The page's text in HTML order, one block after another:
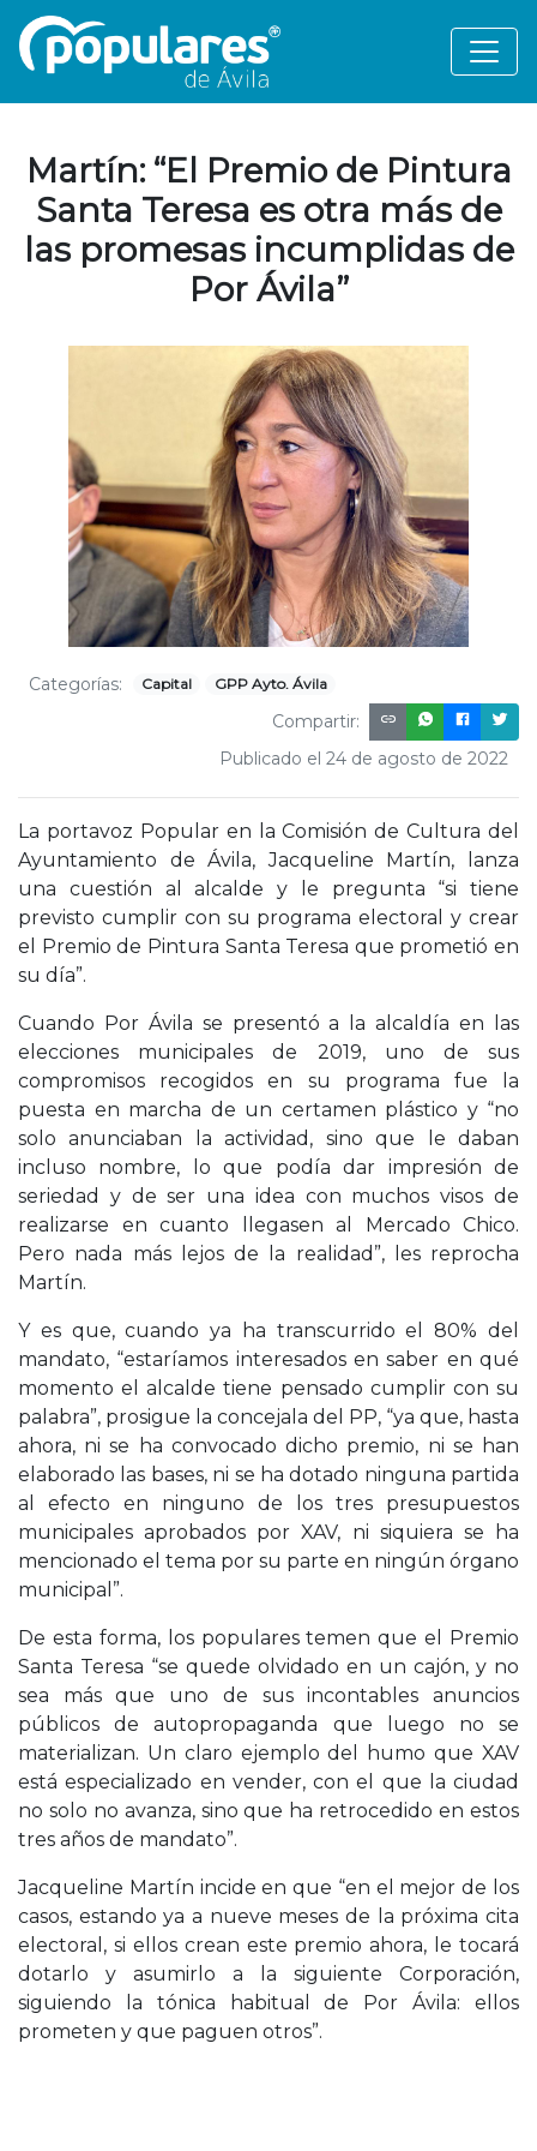
Martín: “El Premio de Pintura
Santa Teresa es otra más de
las promesas incumplidas de
Por Ávila”
Categorías: Capital GPP Ayto. Ávila
Compartir:
Publicado el 24 de agosto de 2022
La portavoz Popular en la Comisión de Cultura del
Ayuntamiento de Ávila, Jacqueline Martín, lanza
una cuestión al alcalde y le pregunta “si tiene
previsto cumplir con su programa electoral y crear
el Premio de Pintura Santa Teresa que prometió en
su día”.
Cuando Por Ávila se presentó a la alcaldía en las
elecciones municipales de 2019, uno de sus
compromisos recogidos en su programa fue la
puesta en marcha de un certamen plástico y “no
solo anunciaban la actividad, sino que le daban
incluso nombre, lo que podía dar impresión de
seriedad y de ser una idea con muchos visos de
realizarse en cuanto llegasen al Mercado Chico.
Pero nada más lejos de la realidad”, les reprocha
Martín.
Y es que, cuando ya ha transcurrido el 80% del
mandato, “estaríamos interesados en saber en qué
momento el alcalde tiene pensado cumplir con su
palabra”, prosigue la concejala del PP, “ya que, hasta
ahora, ni se ha convocado dicho premio, ni se han
elaborado las bases, ni se ha dotado ninguna partida
al efecto en ninguno de los tres presupuestos
municipales aprobados por XAV, ni siquiera se ha
mencionado el tema por su parte en ningún órgano
municipal”.
De esta forma, los populares temen que el Premio
Santa Teresa “se quede olvidado en un cajón, y no
sea más que uno de sus incontables anuncios
públicos de autopropaganda que luego no se
materializan. Un claro ejemplo del humo que XAV
está especializado en vender, con el que la ciudad
no solo no avanza, sino que ha retrocedido en estos
tres años de mandato”.
Jacqueline Martín incide en que “en el mejor de los
casos, estando ya a nueve meses de la próxima cita
electoral, si ellos crean este premio ahora, le tocará
dotarlo y asumirlo a la siguiente Corporación,
siguiendo la tónica habitual de Por Ávila: ellos
prometen y que paguen otros”.